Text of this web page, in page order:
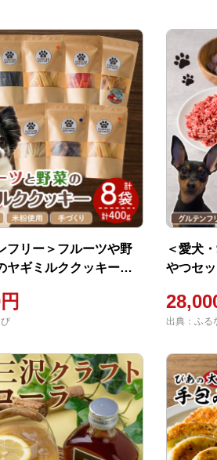
フリー＞フルーツや野
ヤギミルククッキー
ルク クッキー お菓子
装 【Cafe Doggies】
＜愛犬
やつセ
ク 鹿肉
ー ふり
出典：ふる